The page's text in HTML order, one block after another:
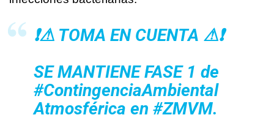
❗⚠ TOMA EN CUENTA ⚠❗
SE MANTIENE FASE 1 de
#ContingenciaAmbiental
Atmosférica en #ZMVM.